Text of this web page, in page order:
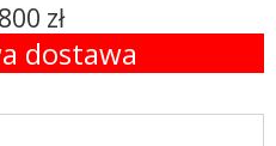
zł
dostawa